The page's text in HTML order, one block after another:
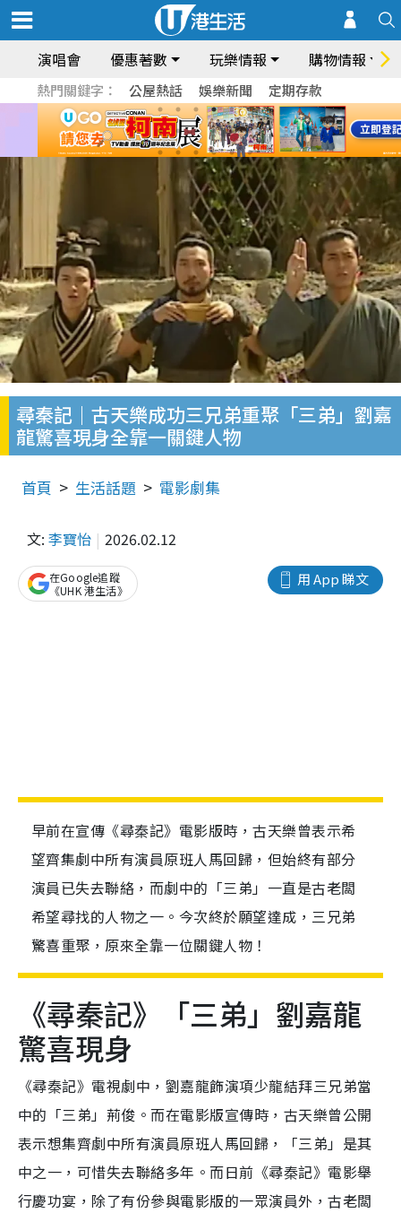
演唱會 優惠著數 玩樂情報 購物情報
熱門關鍵字： 公屋熱話 娛樂新聞 定期存款
尋秦記｜古天樂成功三兄弟重聚「三弟」劉嘉
龍驚喜現身全靠一關鍵人物
首頁 生活話題 電影劇集
文: 李寶怡 2026.02.12
用 App 睇文
在Google追蹤
《UHK 港生活》
早前在宣傳《尋秦記》電影版時，古天樂曾表示希
望齊集劇中所有演員原班人馬回歸，但始終有部分
演員已失去聯絡，而劇中的「三弟」一直是古老闆
希望尋找的人物之一。今次終於願望達成，三兄弟
驚喜重聚，原來全靠一位關鍵人物！
《尋秦記》「三弟」劉嘉龍
驚喜現身
《尋秦記》電視劇中，劉嘉龍飾演項少龍結拜三兄弟當
中的「三弟」荊俊。而在電影版宣傳時，古天樂曾公開
表示想集齊劇中所有演員原班人馬回歸，「三弟」是其
中之一，可惜失去聯絡多年。而日前《尋秦記》電影舉
行慶功宴，除了有份參與電影版的一眾演員外，古老闆